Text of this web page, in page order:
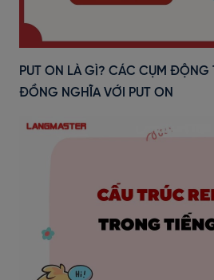
PUT ON LÀ GÌ? CÁC CỤM ĐỘNG
ĐỒNG NGHĨA VỚI PUT ON